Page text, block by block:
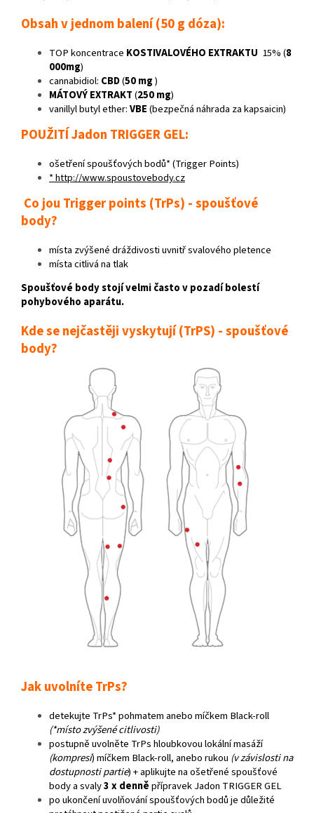
Obsah v jednom balení (50 g dóza):
TOP koncentrace KOSTIVALOVÉHO EXTRAKTU 15% (8
000mg)
cannabidiol: CBD(50 mg)
MÁTOVÝ EXTRAKT(250 mg)
vanillyl butyl ether:VBE(bezpečná náhrada za kapsaicin)
POUŽITÍ Jadon TRIGGER GEL:
ošetření spoušťových bodů* (Trigger Points)
* http://www.spoustovebody.cz
Co jou Trigger points (TrPs) - spoušťové
body?
místa zvýšené dráždivosti uvnitř svalového pletence
místa citlivá na tlak
Spoušťové body stojí velmi často v pozadí bolestí
pohybového aparátu.
Kde se nejčastěji vyskytují (TrPS) - spoušťové
body?
Jak uvolníte TrPs?
detekujte TrPs* pohmatem anebo míčkem Black-roll
(*místo zvýšené citlivosti)
postupně uvolněte TrPs hloubkovou lokální masáží
(kompresí) míčkem Black-roll, anebo rukou (v závislosti na
dostupnosti partie) + aplikujte na ošetřené spoušťové
body a svaly3 x denněpřípravek Jadon TRIGGER GEL
po ukončení uvolňování spoušťových bodů je důležité